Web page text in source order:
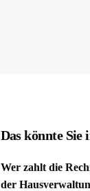
Das könnte Sie
Wer zahlt die
der